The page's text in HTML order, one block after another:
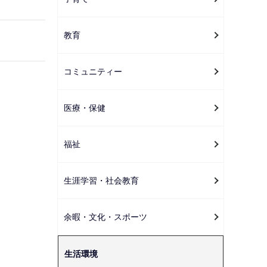
ー
ョ
こ
か
教育
コミュニティー
医療・保健
福祉
生涯学習・社会教育
余暇・文化・スポーツ
生活環境